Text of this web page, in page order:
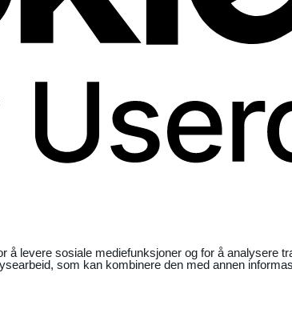
levere sosiale mediefunksjoner og for å analysere
som kan kombinere den med annen